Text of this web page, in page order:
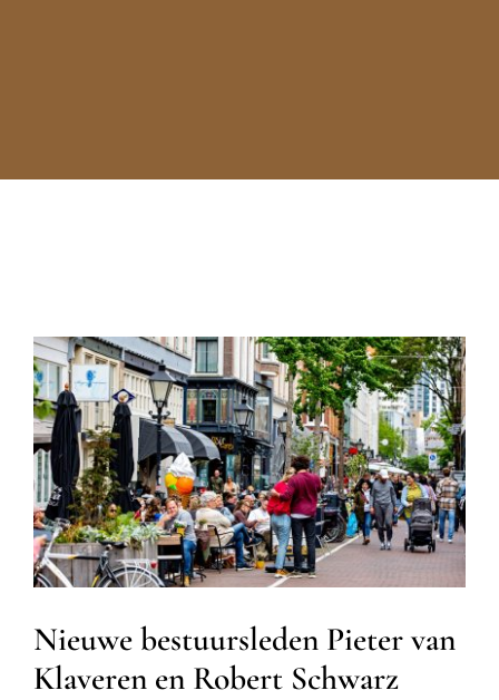
Nieuwe bestuursleden Pieter
van Klaveren en Robert
Schwarz
Niet gecategoriseerd Nieuws
Nieuwe bestuursleden Pieter van
Klaveren en Robert Schwarz